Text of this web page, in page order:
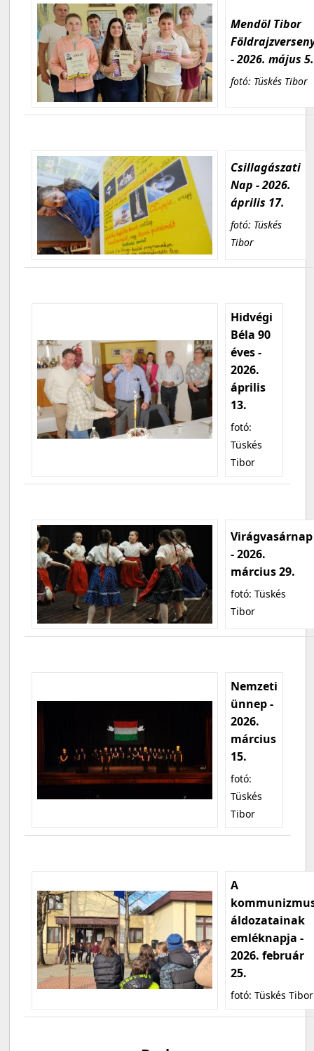
Mendöl Tibor
- 2026. május 5.
fotó: Tüskés Tibor
Csillagászati
Nap - 2026.
április 17.
fotó: Tüskés
Tibor
Hidvégi
Béla 90
éves -
2026.
április
13.
fotó:
Tüskés
Tibor
Virágvasárnap
- 2026.
március 29.
fotó: Tüskés
Tibor
Nemzeti
ünnep -
2026.
március
15.
fotó:
Tüskés
Tibor
A
áldozatainak
emléknapja -
2026. február
25.
fotó: Tüskés Tibor